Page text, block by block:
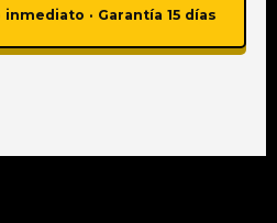
· Garantía 15 días